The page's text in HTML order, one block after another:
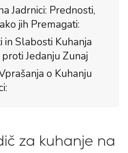
Jadrnici: Prednosti,
jih Premagati:
in Slabosti Kuhanja
Jedanju Zunaj
o Kuhanju
za kuhanje na